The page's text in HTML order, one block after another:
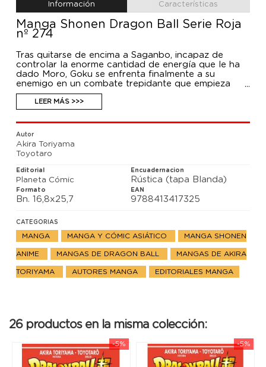
Información Características
Manga Shonen Dragon Ball Serie Roja
nº 274
Tras quitarse de encima a Saganbo, incapaz de
controlar la enorme cantidad de energía que le ha
dado Moro, Goku se enfrenta finalmente a su
enemigo en un combate trepidante que empieza
muy igualado y en el que, por primera vez, ¡utiliza la
técnica del ultrainstinto!
LEER MÁS >>>
Autor
Akira Toriyama
Toyotaro
Editorial
Planeta Cómic
Encuadernacion
Rústica (tapa Blanda)
Formato
Bn. 16,8x25,7
EAN
9788413417325
CATEGORIAS
MANGA MANGA Y CÓMIC ASIÁTICO MANGA SHONEN
ANIME MANGAS DE DRAGON BALL MANGAS DE AKIRA
TORIYAMA AUTORES MANGA EDITORIALES MANGA
26 productos en la misma colección:
-5% -5%